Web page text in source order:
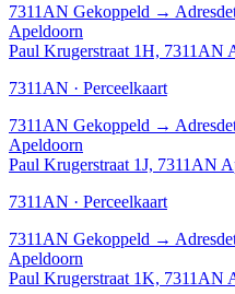
7311AN Gekoppeld →
Apeldoorn
Paul Krugerstraat 1H, 7311AN
7311AN · Perceelkaart
7311AN Gekoppeld →
Apeldoorn
Paul Krugerstraat 1J, 7311AN
7311AN · Perceelkaart
7311AN Gekoppeld →
Apeldoorn
Paul Krugerstraat 1K, 7311AN